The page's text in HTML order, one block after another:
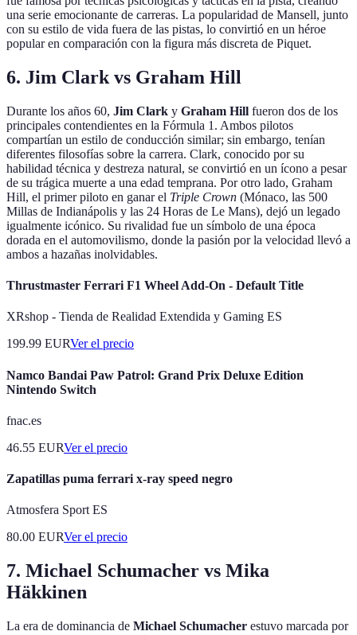
una serie emocionante de carreras. La popularidad de Mansell, junto
con su estilo de vida fuera de las pistas, lo convirtió en un héroe
popular en comparación con la figura más discreta de Piquet.
6. Jim Clark vs Graham Hill
Durante los años 60, Jim Clark y Graham Hill fueron dos de los
principales contendientes en la Fórmula 1. Ambos pilotos
compartían un estilo de conducción similar; sin embargo, tenían
diferentes filosofías sobre la carrera. Clark, conocido por su
habilidad técnica y destreza natural, se convirtió en un ícono a pesar
de su trágica muerte a una edad temprana. Por otro lado, Graham
Hill, el primer piloto en ganar el Triple Crown (Mónaco, las 500
Millas de Indianápolis y las 24 Horas de Le Mans), dejó un legado
igualmente icónico. Su rivalidad fue un símbolo de una época
dorada en el automovilismo, donde la pasión por la velocidad llevó a
ambos a hazañas inolvidables.
Thrustmaster Ferrari F1 Wheel Add-On - Default Title
XRshop - Tienda de Realidad Extendida y Gaming ES
199.99 EURVer el precio
Namco Bandai Paw Patrol: Grand Prix Deluxe Edition
Nintendo Switch
fnac.es
46.55 EURVer el precio
Zapatillas puma ferrari x-ray speed negro
Atmosfera Sport ES
80.00 EURVer el precio
7. Michael Schumacher vs Mika
Häkkinen
La era de dominancia de Michael Schumacher estuvo marcada por